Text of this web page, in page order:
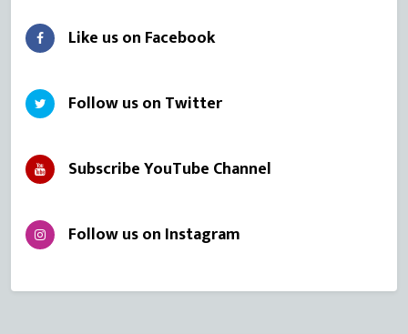
Like us on Facebook
Follow us on Twitter
Subscribe YouTube Channel
Follow us on Instagram